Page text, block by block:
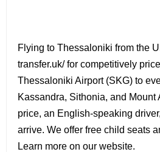
Flying to Thessaloniki from the
transfer.uk/ for competitively
Thessaloniki Airport (SKG) to
Kassandra, Sithonia, and
price, an English-speaking
arrive. We offer free child seats
Learn more on our website.